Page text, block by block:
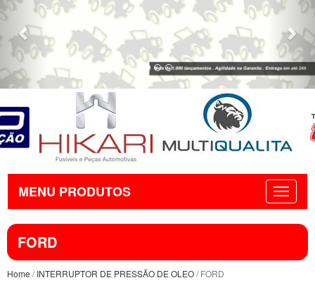
MENU PRODUTOS
FORD
Home /INTERRUPTOR DE PRESSÃO DE OLEO/ FORD